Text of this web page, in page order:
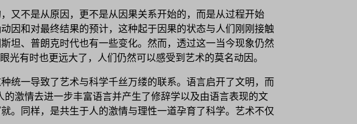
又不是从原因，更不是从因果关系开始的，而是从过程开始
因和对最终结果的预计，这种起于因果的状态与人们刚刚接触
坦、普朗克时代也有一些变化。然而，透过这一当今现象仍然
有时也更远大了，人们仍然可以感受到艺术的莫名动因。
统一导致了艺术与科学千丝万缕的联系。语言启开了文明，而
激情去进一步丰富语言并产生了修辞学以及由语言表现的文
同样，是共生于人的激情与理性一道孕育了科学。艺术不仅